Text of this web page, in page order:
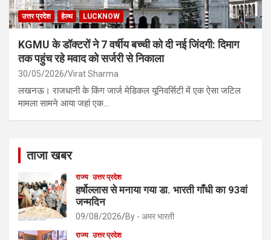
उत्तर प्रदेश हेल्थ LUCKNOW
KGMU के डॉक्टरों ने 7 वर्षीय बच्ची को दी नई जिंदगी: दिमाग
तक पहुंच रहे मवाद को सर्जरी से निकाला
30/05/2026 Virat Sharma
लखनऊ। राजधानी के किंग जार्ज मेडिकल यूनिवर्सिटी में एक ऐसा जटिल
मामला सामने आया जहां एक…
ताजा खबर
राज्य उत्तर प्रदेश
हर्षोल्लास से मनाया गया डा. भारती गाँधी का 93वां
जन्मदिन
09/08/2026 By - अमर भारती
राज्य उत्तर प्रदेश